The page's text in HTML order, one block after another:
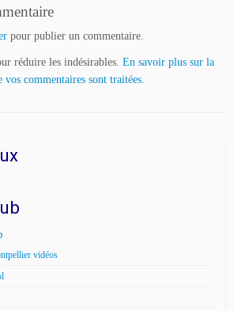
pour publier un commentaire.
réduire les indésirables. En savoir plus sur la
vos commentaires sont traitées
vidéos